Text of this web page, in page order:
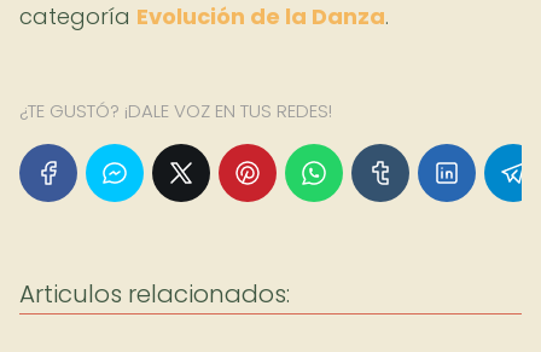
categoría Evolución de la Danza.
¿TE GUSTÓ? ¡DALE VOZ EN TUS REDES!
Articulos relacionados: